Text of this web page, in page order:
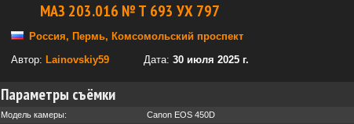
МАЗ 203.016 № Т 693 УХ 797
Россия, Пермь, Комсомольский проспект
Автор: Lainovskiy59Дата: 30 июля 2025 г.
Параметры съёмки
Модель камеры:
Canon EOS 450D